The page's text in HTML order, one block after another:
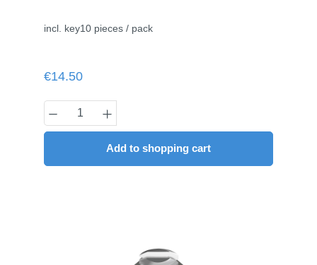
incl. key10 pieces / pack
Regular price:
€14.50
Product Quantity: Enter the desired
Add to shopping cart